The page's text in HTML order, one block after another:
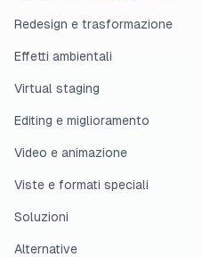
Redesign e trasformazione
Effetti ambientali
Virtual staging
Editing e miglioramento
Video e animazione
Viste e formati speciali
Soluzioni
Alternative